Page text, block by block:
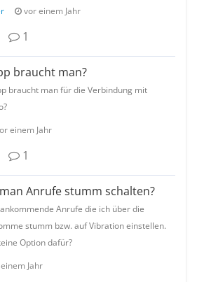
vor einem Jahr
1
braucht man?
braucht man für die Verbindung mit
einem Jahr
1
Anrufe stumm schalten?
Anrufe die ich über die
stumm bzw. auf Vibration einstellen.
Option dafür?
Jahr